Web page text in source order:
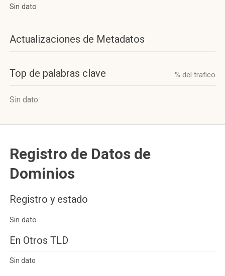
Sin dato
Actualizaciones de Metadatos
Top de palabras clave % del trafico
Sin dato
Registro de Datos de
Dominios
Registro y estado
Sin dato
En Otros TLD
Sin dato